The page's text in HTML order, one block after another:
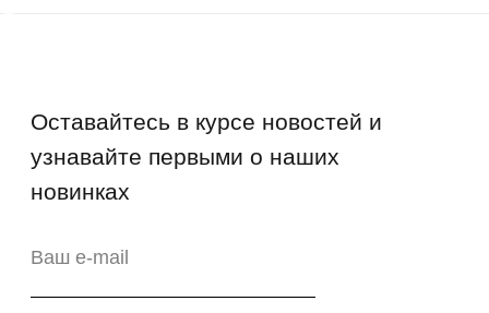
Свидетельство на товарный знак
Возврат